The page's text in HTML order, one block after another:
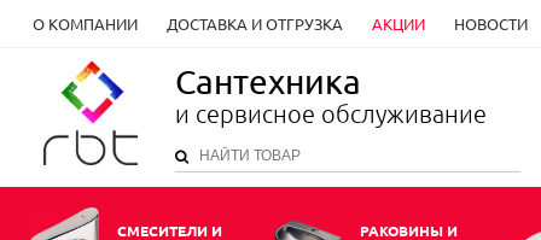
О КОМПАНИИ ДОСТАВКА И ОТГРУЗКА АКЦИИ НОВОСТИ
Сантехника
и сервисное обслуживание
СМЕСИТЕЛИ И
РАКОВИНЫ И